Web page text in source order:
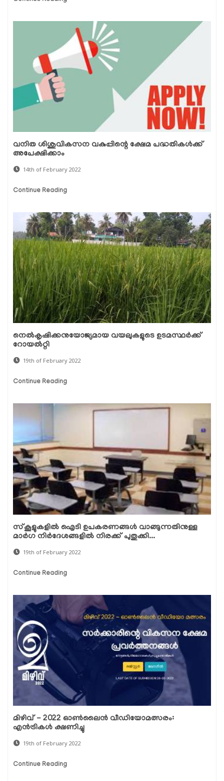
വനിത ശിശുവികസന വകുപ്പിന്റെ ക്ഷേമ പദ്ധതികൾക്ക്
അപേക്ഷിക്കാം
14th of February 2022
Continue Reading
നെല്‍കൃഷിക്കനുയോജ്യമായ വയലുകളുടെ ഉടമസ്ഥര്‍ക്ക്
റോയല്‍റ്റി
19th of February 2022
Continue Reading
സ്‌കൂളുകളിൽ ഐടി ഉപകരണങ്ങൾ വാങ്ങുന്നതിനുള്ള
മാർഗ നിർദേശങ്ങളിൽ നിരക്ക് പുതുക്കി...
19th of February 2022
Continue Reading
മിഴിവ് - 2022 ഓണ്‍ലൈന്‍ വീഡിയോമത്സരം:
എന്‍ട്രികള്‍ ക്ഷണിച്ചു
19th of February 2022
Continue Reading